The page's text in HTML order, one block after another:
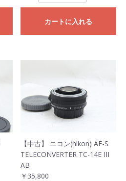
カートに入れる
【中古】 ニコン(nikon) AF-S
TELECONVERTER TC-14E III
AB
￥35,800